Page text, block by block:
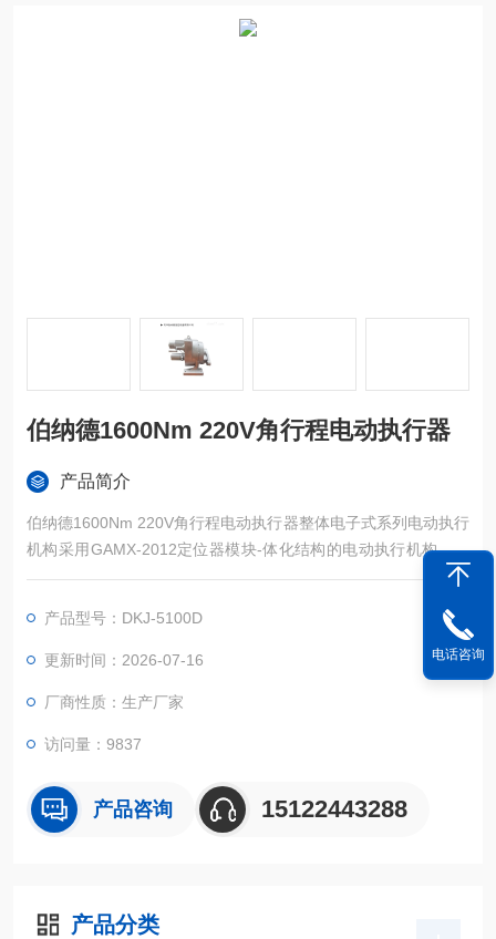
伯纳德1600Nm 220V角行程电动执行器
产品简介
伯纳德1600Nm 220V角行程电动执行器整体电子式系列电动执行
机构采用GAMX-2012定位器模块-体化结构的电动执行机构。它
是DDZ型电动单元组合仪表中的执行单元，热爱调节单元的输出
工、石油、冶金、建材、轻工等行业。
产品型号：DKJ-5100D
更新时间：2026-07-16
厂商性质：生产厂家
访问量：9837
产品咨询 15122443288
产品分类
电话咨询